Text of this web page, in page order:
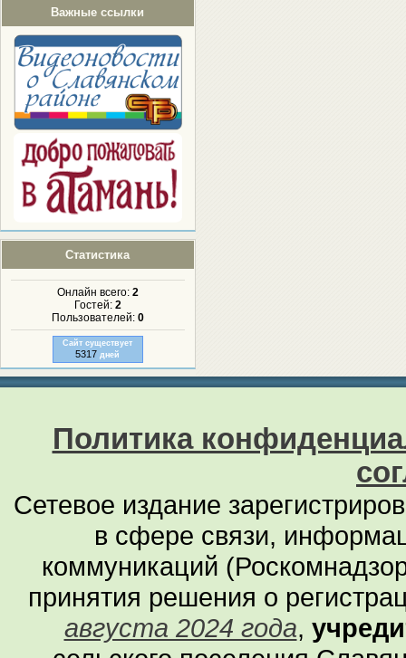
Важные ссылки
Статистика
Онлайн всего: 2
Гостей: 2
Пользователей: 0
Сайт существует
5317 дней
Политика
Сетевое издание
в сфере связи,
коммуникаций
принятия решения о
августа 2024 года,